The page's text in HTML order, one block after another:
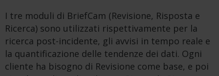
I tre moduli di BriefCam (Revisione, Risposta e
Ricerca) sono utilizzati rispettivamente per la
ricerca post-incidente, gli avvisi in tempo reale e
la quantificazione delle tendenze dei dati. Ogni
cliente ha bisogno di Revisione come base, e poi